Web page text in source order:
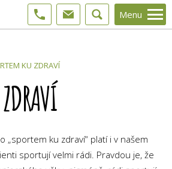
Menu
KU ZDRAVÍ
„sportem ku zdraví“ platí i v našem
sportují velmi rádi. Pravdou je, že